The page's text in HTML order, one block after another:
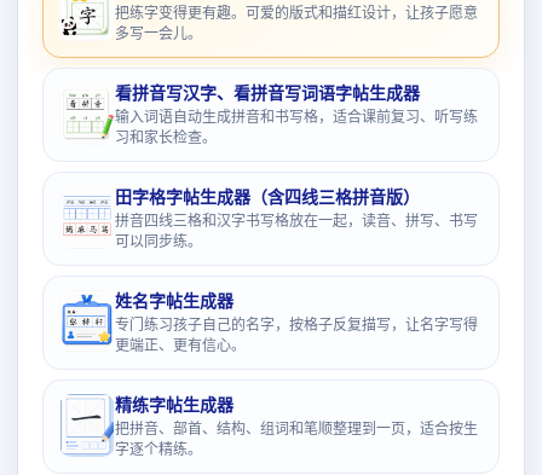
把练字变得更有趣。可爱的版式和描红设计，让孩子愿意
多写一会儿。
看拼音写汉字、看拼音写词语字帖生成器
输入词语自动生成拼音和书写格，适合课前复习、听写练
习和家长检查。
田字格字帖生成器（含四线三格拼音版）
拼音四线三格和汉字书写格放在一起，读音、拼写、书写
可以同步练。
姓名字帖生成器
专门练习孩子自己的名字，按格子反复描写，让名字写得
更端正、更有信心。
精练字帖生成器
把拼音、部首、结构、组词和笔顺整理到一页，适合按生
字逐个精练。